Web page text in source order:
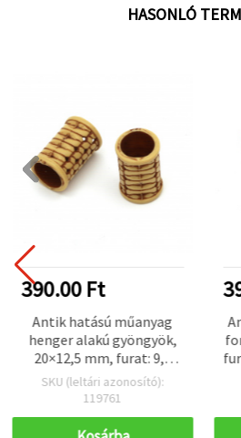
HASONLÓ
390.00 Ft
Antik hatású műanyag
henger alakú gyöngyök,
20×12,5 mm, furat: 9,5
mm, barna, 50 g (~64 db)
SKU (leltári azonosító):
119761